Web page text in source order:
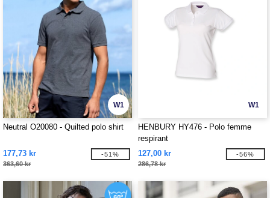
W1
Neutral O20080 - Quilted polo shirt
177,73 kr
363,60 kr
-51%
W1
HENBURY HY476 - Polo femme
respirant
127,00 kr
286,78 kr
-56%